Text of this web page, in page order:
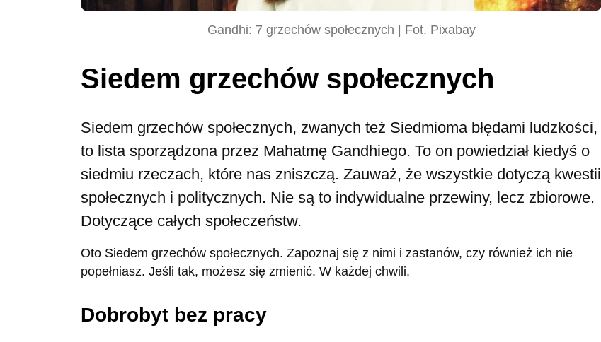
Gandhi: 7 grzechów społecznych | Fot. Pixabay
Siedem grzechów społecznych
Siedem grzechów społecznych, zwanych też Siedmioma błędami ludzkości,
to lista sporządzona przez Mahatmę Gandhiego. To on powiedział kiedyś o
siedmiu rzeczach, które nas zniszczą. Zauważ, że wszystkie dotyczą kwestii
społecznych i politycznych. Nie są to indywidualne przewiny, lecz zbiorowe.
Dotyczące całych społeczeństw.
Oto Siedem grzechów społecznych. Zapoznaj się z nimi i zastanów, czy również ich nie
popełniasz. Jeśli tak, możesz się zmienić. W każdej chwili.
Dobrobyt bez pracy